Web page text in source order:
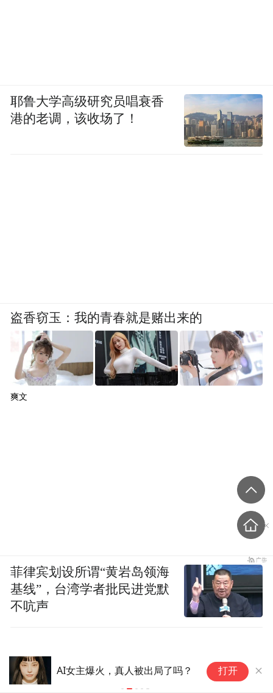
AI女主爆火，真人被出局了吗？ 打开
耶鲁大学高级研究员唱衰香
港的老调，该收场了！
盗香窃玉：我的青春就是赌出来的
爽文
菲律宾划设所谓“黄岩岛领海
基线”，台湾学者批民进党默
不吭声